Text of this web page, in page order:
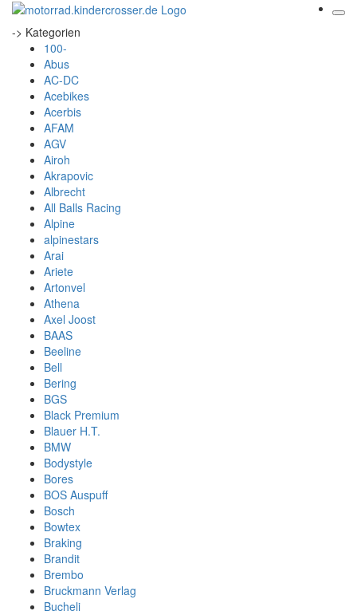
-> Kategorien
100-
Abus
AC-DC
Acebikes
Acerbis
AFAM
AGV
Airoh
Akrapovic
Albrecht
All Balls Racing
Alpine
alpinestars
Arai
Ariete
Artonvel
Athena
Axel Joost
BAAS
Beeline
Bell
Bering
BGS
Black Premium
Blauer H.T.
BMW
Bodystyle
Bores
BOS Auspuff
Bosch
Bowtex
Braking
Brandit
Brembo
Bruckmann Verlag
Bucheli